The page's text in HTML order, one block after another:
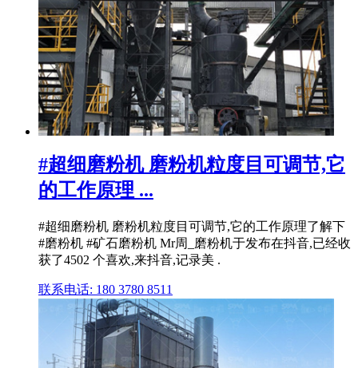
#超细磨粉机 磨粉机粒度目可调节,它
的工作原理 ...
#超细磨粉机 磨粉机粒度目可调节,它的工作原理了解下
#磨粉机 #矿石磨粉机 Mr周_磨粉机于发布在抖音,已经收
获了4502 个喜欢,来抖音,记录美 .
联系电话: 180 3780 8511